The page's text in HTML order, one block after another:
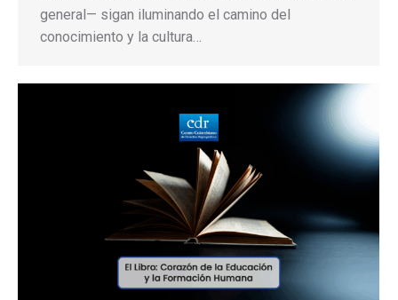
general— sigan iluminando el camino del
conocimiento y la cultura…